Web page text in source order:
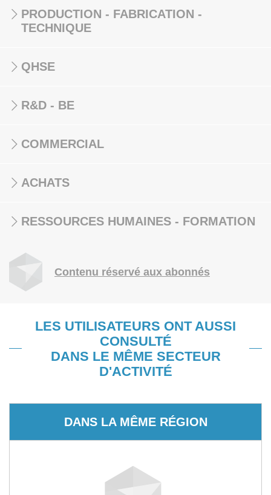
PRODUCTION - FABRICATION -
TECHNIQUE
QHSE
R&D - BE
COMMERCIAL
ACHATS
RESSOURCES HUMAINES - FORMATION
Contenu réservé aux abonnés
LES UTILISATEURS ONT AUSSI
CONSULTÉ
DANS LE MÊME SECTEUR
D'ACTIVITÉ
DANS LA MÊME RÉGION